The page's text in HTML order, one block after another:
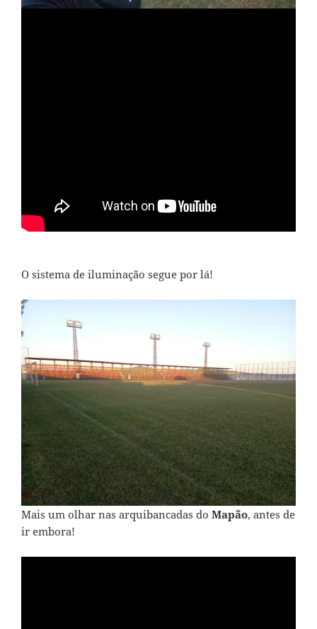
O sistema de iluminação segue por lá!
Mais um olhar nas arquibancadas do Mapão, antes de
ir embora!